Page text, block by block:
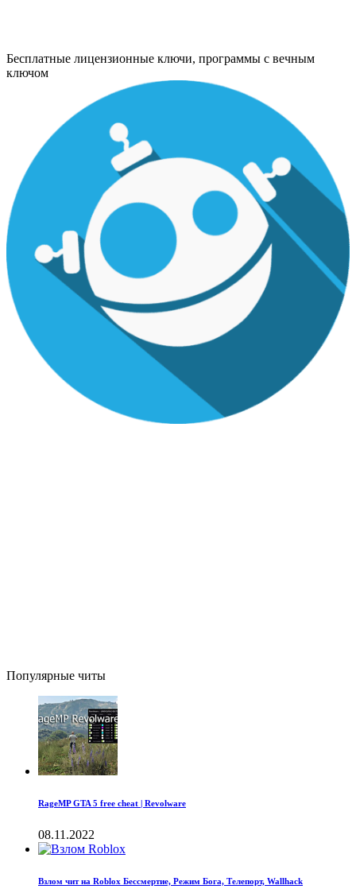
Бесплатные лицензионные ключи, программы с вечным
ключом
Популярные читы
RageMP GTA 5 free cheat | Revolware
08.11.2022
Взлом чит на Roblox Бессмертие, Режим Бога, Телепорт, Wallhack